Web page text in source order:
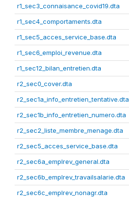
r1_sec3_connaisance_covid19.dta
r1_sec4_comportaments.dta
r1_sec5_acces_service_base.dta
r1_sec6_emploi_revenue.dta
r1_sec12_bilan_entretien.dta
r2_sec0_cover.dta
r2_sec1a_info_entretien_tentative.dta
r2_sec1b_info_entretien_numero.dta
r2_sec2_liste_membre_menage.dta
r2_sec5_acces_service_base.dta
r2_sec6a_emplrev_general.dta
r2_sec6b_emplrev_travailsalarie.dta
r2_sec6c_emplrev_nonagr.dta